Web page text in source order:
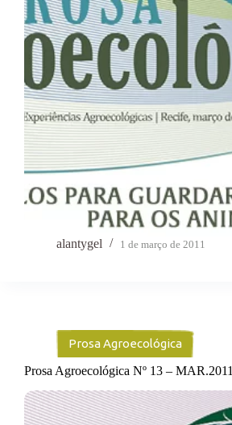
alantygel 1 de março de 2011
Prosa Agroecológica
Prosa Agroecológica Nº 13 – MAR.2011